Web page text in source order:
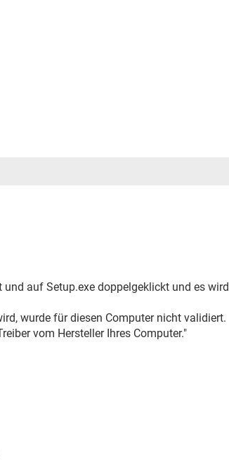
auf Setup.exe doppelgeklickt und es wird
wurde für diesen Computer nicht validiert.
vom Hersteller Ihres Computer."